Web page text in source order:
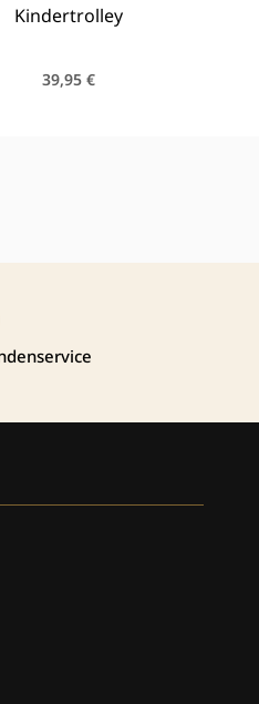
Kindertrolley
Normaler
Preis
39,95 €